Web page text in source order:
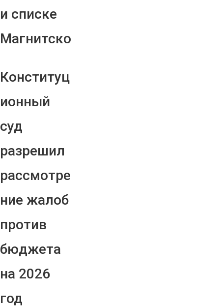
и списке
Магнитско
Конституц
ионный
суд
разрешил
рассмотре
ние жалоб
против
бюджета
на 2026
год